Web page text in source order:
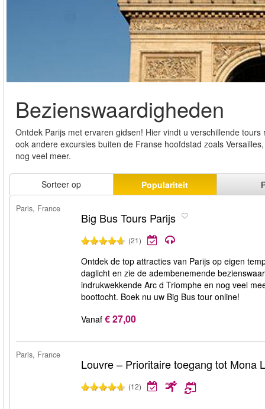
Bezienswaardigheden
Ontdek Parijs met ervaren gidsen! Hier vindt u verschillende
ook andere excursies buiten de Franse hoofdstad zoals
nog veel meer.
Sorteer op Populariteit
Paris, France
Big Bus Tours Parijs
(21)
Ontdek de top attracties van Parijs op eigen
daglicht en zie de adembenemende
indrukwekkende Arc d Triomphe en nog veel
boottocht. Boek nu uw Big Bus tour online!
Vanaf € 27,00
Paris, France
Louvre – Prioritaire toegang tot Mona
(12)